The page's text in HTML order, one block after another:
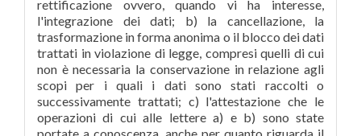
rettificazione ovvero, quando vi ha interesse,
l'integrazione dei dati; b) la cancellazione, la
trasformazione in forma anonima o il blocco dei dati
trattati in violazione di legge, compresi quelli di cui
non è necessaria la conservazione in relazione agli
scopi per i quali i dati sono stati raccolti o
successivamente trattati; c) l'attestazione che le
operazioni di cui alle lettere a) e b) sono state